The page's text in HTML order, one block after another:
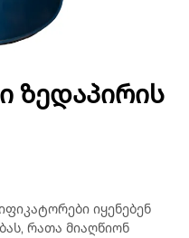
ზედაპირის
იყენებენ
რათა მიაღწიონ